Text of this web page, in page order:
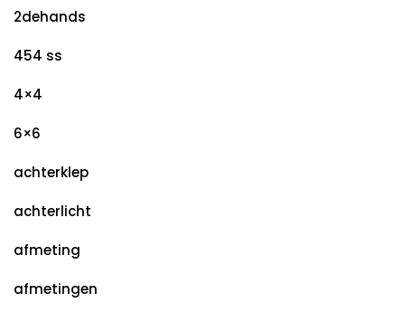
2dehands
454 ss
4×4
6×6
achterklep
achterlicht
afmeting
afmetingen